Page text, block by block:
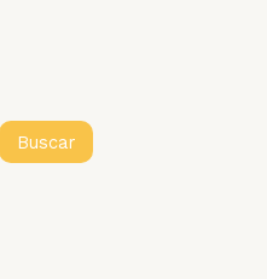
Buscar